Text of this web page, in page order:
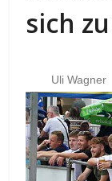
sich
Uli Wagner